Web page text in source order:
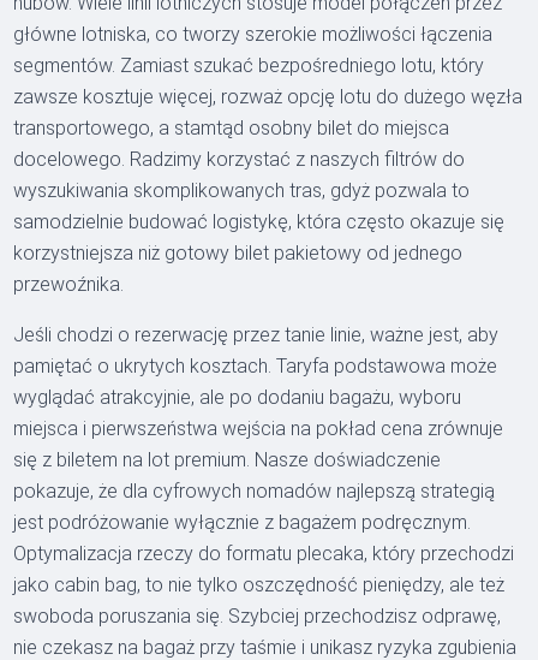
główne lotniska, co tworzy szerokie możliwości łączenia
segmentów. Zamiast szukać bezpośredniego lotu, który
zawsze kosztuje więcej, rozważ opcję lotu do dużego węzła
transportowego, a stamtąd osobny bilet do miejsca
docelowego. Radzimy korzystać z naszych filtrów do
wyszukiwania skomplikowanych tras, gdyż pozwala to
samodzielnie budować logistykę, która często okazuje się
korzystniejsza niż gotowy bilet pakietowy od jednego
przewoźnika.
Jeśli chodzi o rezerwację przez tanie linie, ważne jest, aby
pamiętać o ukrytych kosztach. Taryfa podstawowa może
wyglądać atrakcyjnie, ale po dodaniu bagażu, wyboru
miejsca i pierwszeństwa wejścia na pokład cena zrównuje
się z biletem na lot premium. Nasze doświadczenie
pokazuje, że dla cyfrowych nomadów najlepszą strategią
jest podróżowanie wyłącznie z bagażem podręcznym.
Optymalizacja rzeczy do formatu plecaka, który przechodzi
jako cabin bag, to nie tylko oszczędność pieniędzy, ale też
swoboda poruszania się. Szybciej przechodzisz odprawę,
nie czekasz na bagaż przy taśmie i unikasz ryzyka zgubienia